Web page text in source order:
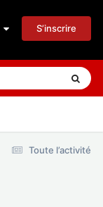
S’inscrire
Toute l’activité